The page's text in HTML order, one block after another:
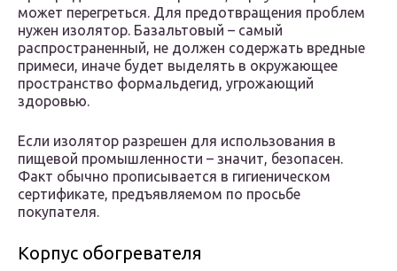
может перегреться. Для предотвращения проблем
нужен изолятор. Базальтовый – самый
распространенный, не должен содержать вредные
примеси, иначе будет выделять в окружающее
пространство формальдегид, угрожающий
здоровью.
Если изолятор разрешен для использования в
пищевой промышленности – значит, безопасен.
Факт обычно прописывается в гигиеническом
сертификате, предъявляемом по просьбе
покупателя.
Корпус обогревателя